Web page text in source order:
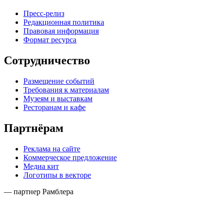
Пресс-релиз
Редакционная политика
Правовая информация
Формат ресурса
Сотрудничество
Размещение событий
Требования к материалам
Музеям и выставкам
Ресторанам и кафе
Партнёрам
Реклама на сайте
Коммерческое предложение
Медиа кит
Логотипы в векторе
— партнер Рамблера